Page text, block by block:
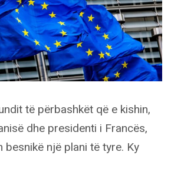
të përbashkët që e kishin,
dhe presidenti i Francës,
besnikë një plani të tyre. Ky